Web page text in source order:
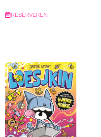
RESERVEREN